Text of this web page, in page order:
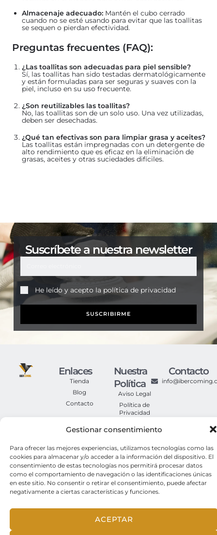
Gestionar consentimiento
Para ofrecer las mejores experiencias, utilizamos tecnologías como las
cookies para almacenar y/o acceder a la información del dispositivo. El
consentimiento de estas tecnologías nos permitirá procesar datos
como el comportamiento de navegación o las identificaciones únicas
en este sitio. No consentir o retirar el consentimiento, puede afectar
negativamente a ciertas características y funciones.
ACEPTAR
Almacenaje adecuado: Mantén el cubo cerrado
cuando no se esté usando para evitar que las toallitas
se sequen o pierdan efectividad.
Preguntas frecuentes (FAQ):
¿Las toallitas son adecuadas para piel sensible?
Sí, las toallitas han sido testadas dermatológicamente
y están formuladas para ser seguras y suaves con la
piel, incluso en su uso frecuente.
¿Son reutilizables las toallitas?
No, las toallitas son de un solo uso. Una vez utilizadas,
deben ser desechadas.
¿Qué tan efectivas son para limpiar grasa y aceites?
Las toallitas están impregnadas con un detergente de
alto rendimiento que es eficaz en la eliminación de
grasas, aceites y otras suciedades difíciles.
Suscríbete a nuestra newsletter
He leído y acepto la política de privacidad
SUSCRIBIRME
Enlaces
Tienda
Blog
Contacto
Nuestra
Política
Aviso Legal
Política de
Privacidad
Cookies
Generales de
Compra
Contacto
© 2025. Iber Coming Todos los derechos reservados.